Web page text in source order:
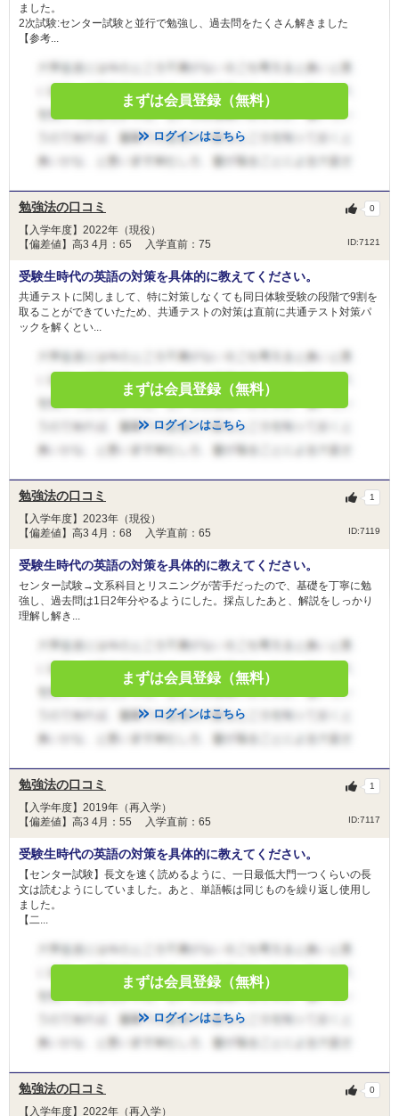
ました。
2次試験:センター試験と並行で勉強し、過去問をたくさん解きました
【参考...
まずは会員登録（無料）
ログインはこちら
勉強法の口コミ
【入学年度】2022年（現役）
【偏差値】高3 4月：65 入学直前：75
ID:7121
0
受験生時代の英語の対策を具体的に教えてください。
共通テストに関しまして、特に対策しなくても同日体験受験の段階で9割を
取ることができていたため、共通テストの対策は直前に共通テスト対策パ
ックを解くとい...
まずは会員登録（無料）
ログインはこちら
勉強法の口コミ
【入学年度】2023年（現役）
【偏差値】高3 4月：68 入学直前：65
ID:7119
1
受験生時代の英語の対策を具体的に教えてください。
センター試験→文系科目とリスニングが苦手だったので、基礎を丁寧に勉
強し、過去問は1日2年分やるようにした。採点したあと、解説をしっかり
理解し解き...
まずは会員登録（無料）
ログインはこちら
勉強法の口コミ
【入学年度】2019年（再入学）
【偏差値】高3 4月：55 入学直前：65
ID:7117
1
受験生時代の英語の対策を具体的に教えてください。
【センター試験】長文を速く読めるように、一日最低大門一つくらいの長
文は読むようにしていました。あと、単語帳は同じものを繰り返し使用し
ました。
【二...
まずは会員登録（無料）
ログインはこちら
勉強法の口コミ
【入学年度】2022年（再入学）
0